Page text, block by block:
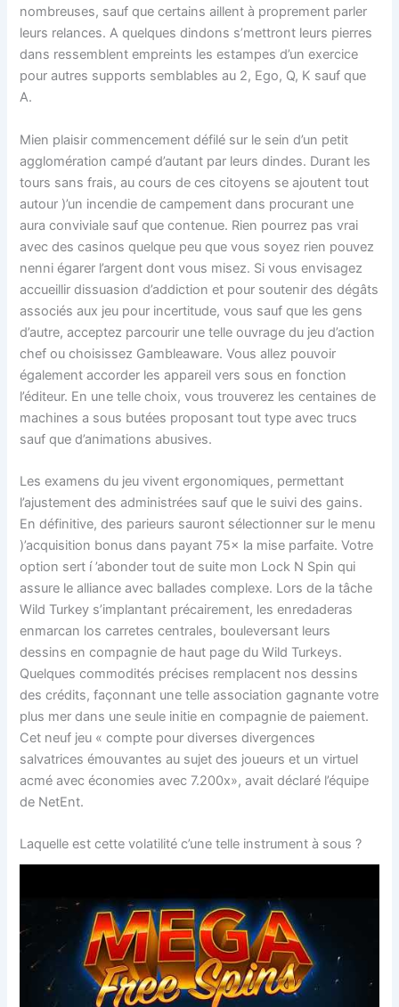
nombreuses, sauf que certains aillent à proprement parler
leurs relances. A quelques dindons s’mettront leurs pierres
dans ressemblent empreints les estampes d’un exercice
pour autres supports semblables au 2, Ego, Q, K sauf que
A.
Mien plaisir commencement défilé sur le sein d’un petit
agglomération campé d’autant par leurs dindes. Durant les
tours sans frais, au cours de ces citoyens se ajoutent tout
autour )’un incendie de campement dans procurant une
aura conviviale sauf que contenue. Rien pourrez pas vrai
avec des casinos quelque peu que vous soyez rien pouvez
nenni égarer l’argent dont vous misez. Si vous envisagez
accueillir dissuasion d’addiction et pour soutenir des dégâts
associés aux jeu pour incertitude, vous sauf que les gens
d’autre, acceptez parcourir une telle ouvrage du jeu d’action
chef ou choisissez Gambleaware. Vous allez pouvoir
également accorder les appareil vers sous en fonction
l’éditeur. En une telle choix, vous trouverez les centaines de
machines a sous butées proposant tout type avec trucs
sauf que d’animations abusives.
Les examens du jeu vivent ergonomiques, permettant
l’ajustement des administrées sauf que le suivi des gains.
En définitive, des parieurs sauront sélectionner sur le menu
)’acquisition bonus dans payant 75× la mise parfaite. Votre
option sert í ’abonder tout de suite mon Lock N Spin qui
assure le alliance avec ballades complexe. Lors de la tâche
Wild Turkey s’implantant précairement, les enredaderas
enmarcan los carretes centrales, bouleversant leurs
dessins en compagnie de haut page du Wild Turkeys.
Quelques commodités précises remplacent nos dessins
des crédits, façonnant une telle association gagnante votre
plus mer dans une seule initie en compagnie de paiement.
Cet neuf jeu « compte pour diverses divergences
salvatrices émouvantes au sujet des joueurs et un virtuel
acmé avec économies avec 7.200x», avait déclaré l’équipe
de NetEnt.
Laquelle est cette volatilité c’une telle instrument à sous ?